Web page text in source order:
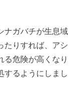
ナガバチが生息域
たりすれば、アシ
る危険が高くなり
るようにしまし